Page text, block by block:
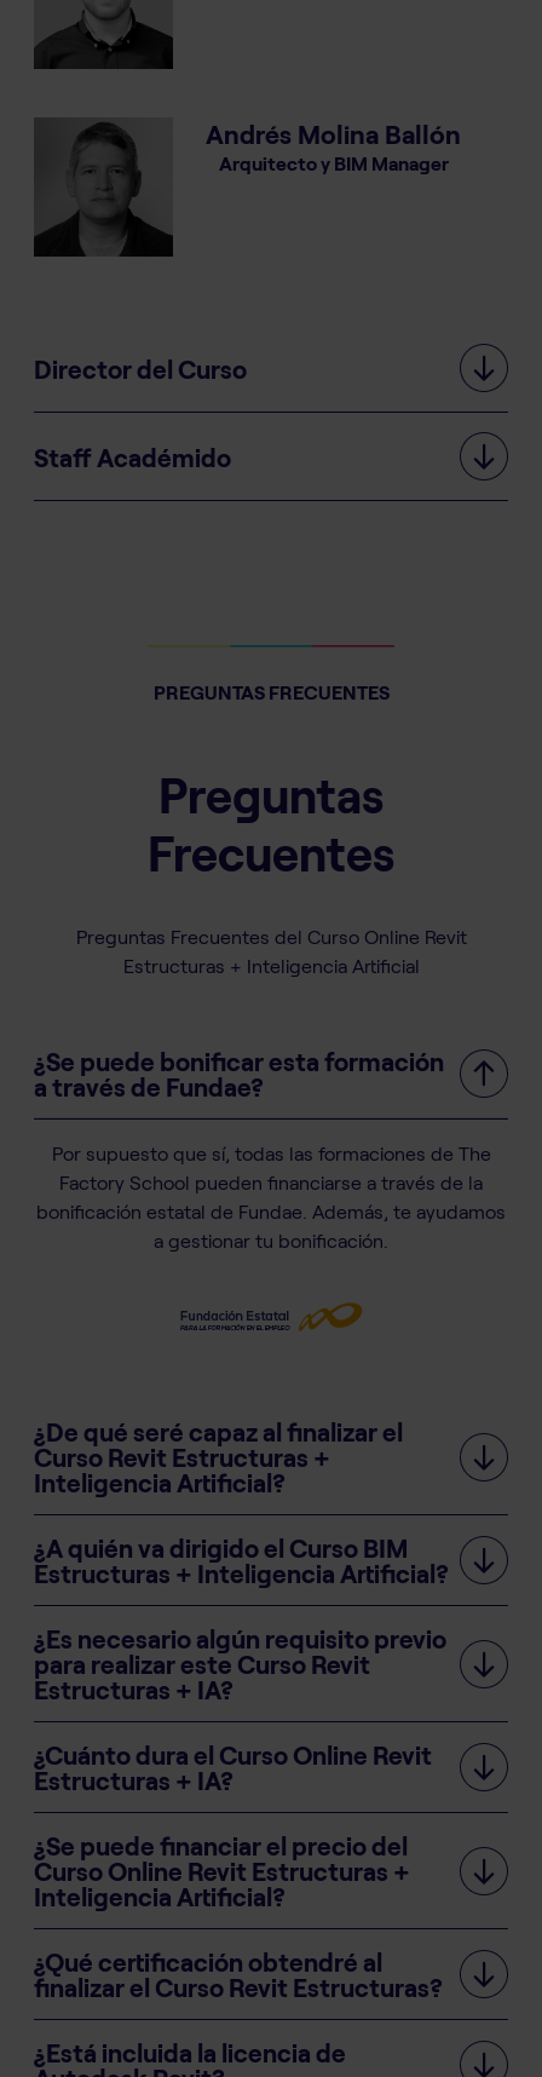
Andrés Molina Ballón
Arquitecto y BIM Manager
Director del Curso
Staff Académido
PREGUNTAS FRECUENTES
Preguntas
Frecuentes
Preguntas Frecuentes del Curso Online Revit
Estructuras + Inteligencia Artificial
¿Se puede bonificar esta formación
a través de Fundae?
Por supuesto que sí, todas las formaciones de The
Factory School pueden financiarse a través de la
bonificación estatal de Fundae. Además, te ayudamos
a gestionar tu bonificación.
¿De qué seré capaz al finalizar el
Curso Revit Estructuras +
Inteligencia Artificial?
¿A quién va dirigido el Curso BIM
Estructuras + Inteligencia Artificial?
¿Es necesario algún requisito previo
para realizar este Curso Revit
Estructuras + IA?
¿Cuánto dura el Curso Online Revit
Estructuras + IA?
¿Se puede financiar el precio del
Curso Online Revit Estructuras +
Inteligencia Artificial?
¿Qué certificación obtendré al
finalizar el Curso Revit Estructuras?
¿Está incluida la licencia de